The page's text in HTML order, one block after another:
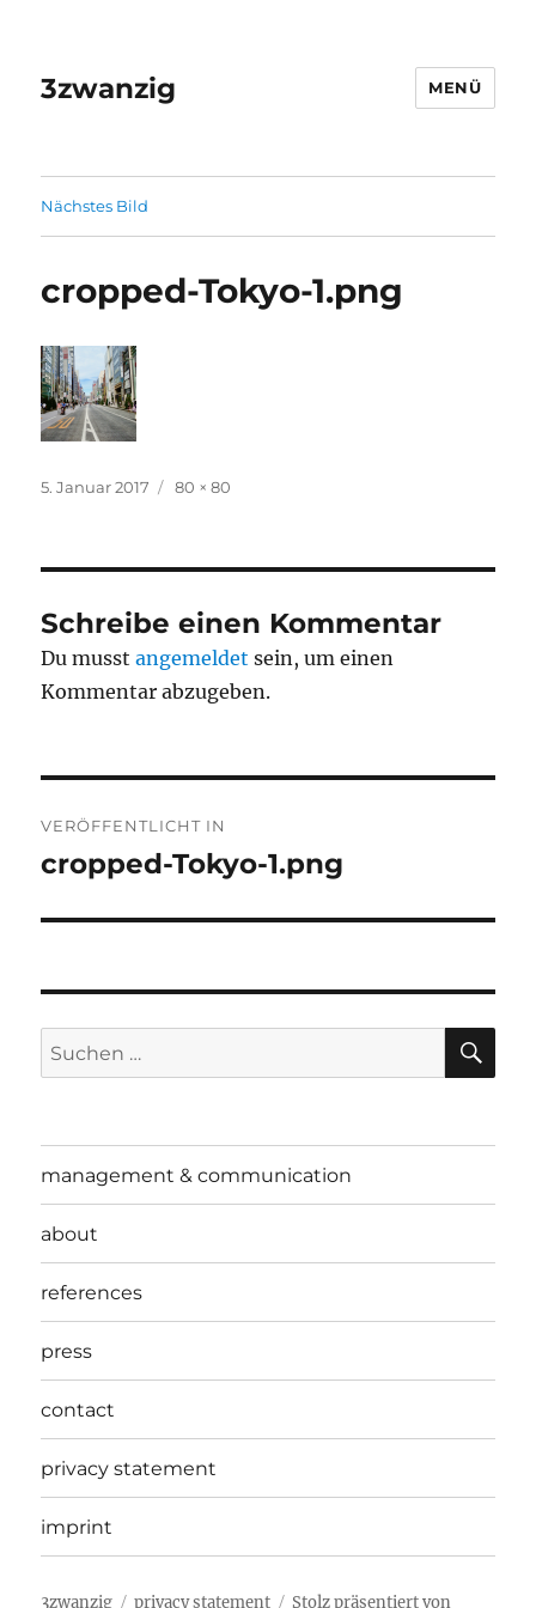
3zwanzig MENÜ
Nächstes Bild
cropped-Tokyo-1.png
Veröffentlicht
5. Januar 2017 Originalgröße
80 × 80
Schreibe einen Kommentar
Du musstangemeldet sein, um einen
Kommentar abzugeben.
VERÖFFENTLICHT IN
cropped-Tokyo-1.png
Suchen
nach:
management & communication
about
references
press
contact
privacy statement
imprint
3zwanzig privacy statement Stolz präsentiert von